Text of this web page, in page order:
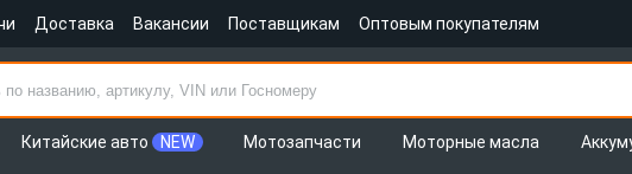
Доставка Вакансии Поставщикам Оптовым покупателям
Китайские авто NEW Мотозапчасти Моторные масла